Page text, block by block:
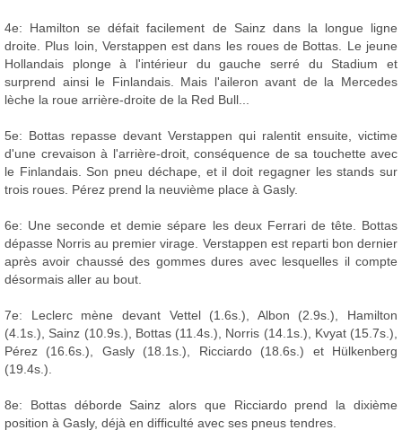
4e: Hamilton se défait facilement de Sainz dans la longue ligne
droite. Plus loin, Verstappen est dans les roues de Bottas. Le jeune
Hollandais plonge à l'intérieur du gauche serré du Stadium et
surprend ainsi le Finlandais. Mais l'aileron avant de la Mercedes
lèche la roue arrière-droite de la Red Bull...
5e: Bottas repasse devant Verstappen qui ralentit ensuite, victime
d'une crevaison à l'arrière-droit, conséquence de sa touchette avec
le Finlandais. Son pneu déchape, et il doit regagner les stands sur
trois roues. Pérez prend la neuvième place à Gasly.
6e: Une seconde et demie sépare les deux Ferrari de tête. Bottas
dépasse Norris au premier virage. Verstappen est reparti bon dernier
après avoir chaussé des gommes dures avec lesquelles il compte
désormais aller au bout.
7e: Leclerc mène devant Vettel (1.6s.), Albon (2.9s.), Hamilton
(4.1s.), Sainz (10.9s.), Bottas (11.4s.), Norris (14.1s.), Kvyat (15.7s.),
Pérez (16.6s.), Gasly (18.1s.), Ricciardo (18.6s.) et Hülkenberg
(19.4s.).
8e: Bottas déborde Sainz alors que Ricciardo prend la dixième
position à Gasly, déjà en difficulté avec ses pneus tendres.